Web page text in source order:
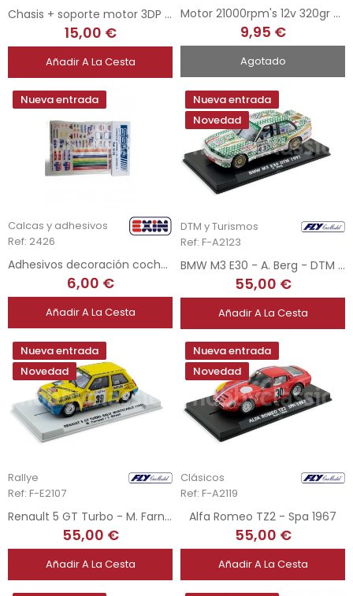
Chasis + soporte motor 3DP para Mitsubishi EVO X
15,00 €
Añadir A La Cesta
Motor 21000rpm's 12v 320gr - 6,5UMS - Long Case
9,95 €
Agotado
Nueva entrada
Calcas y adhesivos
Ref: 2426
Adhesivos decoración coches II - STS
6,00 €
Añadir A La Cesta
Nueva entrada
Novedad
DTM y Turismos
Ref: F-A2123
BMW M3 E30 - A. Berg - DTM 1991
55,00 €
Añadir A La Cesta
Nueva entrada
Novedad
Rallye
Ref: F-E2107
Renault 5 GT Turbo - M. Farnaud - Rally MonteCarlo 1994
55,00 €
Añadir A La Cesta
Nueva entrada
Novedad
Clásicos
Ref: F-A2119
Alfa Romeo TZ2 - Spa 1967
55,00 €
Añadir A La Cesta